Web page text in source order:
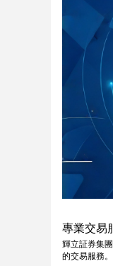
專業交易
輝立証券集
的交易服務。